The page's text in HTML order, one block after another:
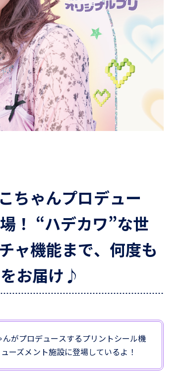
ちゃんプロデュー
！ “ハデカワ”な世
ャ機能まで、何度も
お届け♪
がプロデュースするプリントシール機
ーズメント施設に登場しているよ！